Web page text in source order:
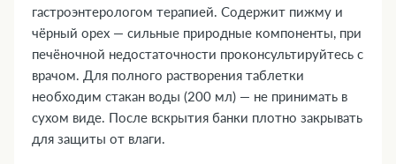
гастроэнтерологом терапией. Содержит пижму и
чёрный орех — сильные природные компоненты, при
печёночной недостаточности проконсультируйтесь с
врачом. Для полного растворения таблетки
необходим стакан воды (200 мл) — не принимать в
сухом виде. После вскрытия банки плотно закрывать
для защиты от влаги.